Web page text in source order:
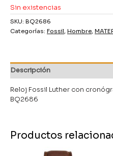
Sin existencias
SKU: BQ2686
Categorías: Fossil, Hombre,
Descripción
Reloj Fossil Luther con
BQ2686
Productos